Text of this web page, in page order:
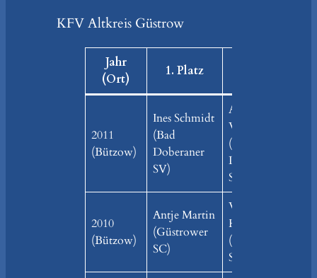
KFV Altkreis Güstrow
Jahr
(Ort)
1. Platz
2011
(Bützow)
Ines Schmidt
(Bad
Doberaner
SV)
Anika
Warning
(Bad
Doberaner
SV)
2010
(Bützow)
Antje Martin
(Güstrower
SC)
Wiebke
Hoff
(Gnoiener
SV)